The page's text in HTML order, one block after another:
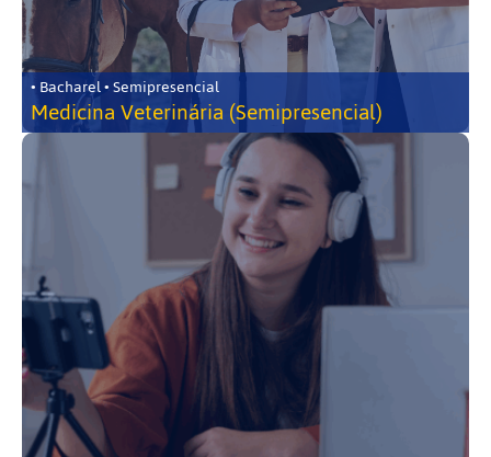
• Bacharel • Semipresencial
Medicina Veterinária (Semipresencial)